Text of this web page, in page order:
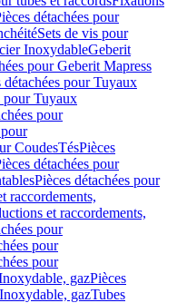
détachées pour
Sets de vis pour
InoxydableGeberit
pour Geberit Mapress
détachées pour Tuyaux
pour Tuyaux
pour
CoudesTésPièces
détachées pour
Pièces détachées pour
raccordements,
et raccordements,
pour
pour
pour
gazPièces
gazTubes